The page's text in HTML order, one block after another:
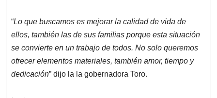
“Lo que buscamos es mejorar la calidad de vida de
ellos, también las de sus familias porque esta situación
se convierte en un trabajo de todos. No solo queremos
ofrecer elementos materiales, también amor, tiempo y
dedicación” dijo la la gobernadora Toro.